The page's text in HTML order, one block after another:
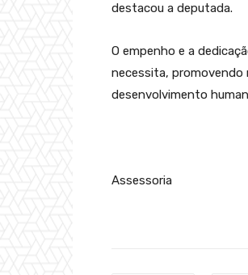
destacou a deputada.
O empenho e a
necessita, promovendo
desenvolvimento
Assessoria